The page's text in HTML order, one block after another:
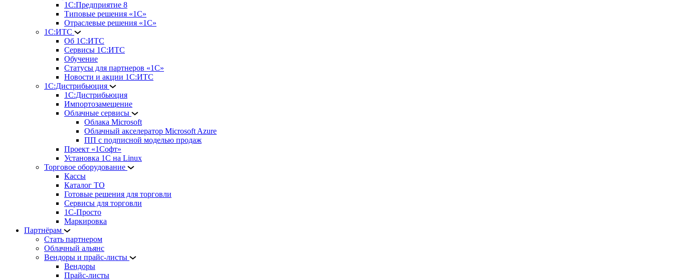
1С:Предприятие 8
Типовые решения «1С»
Отраслевые решения «1С»
1С:ИТС
Об 1С:ИТС
Сервисы 1С:ИТС
Обучение
Статусы для партнеров «1С»
Новости и акции 1С:ИТС
1С:Дистрибьюция
1С:Дистрибьюция
Импортозамещение
Облачные сервисы
Облака Microsoft
Облачный акселератор Microsoft Azure
ПП с подписной моделью продаж
Проект «1Софт»
Установка 1С на Linux
Торговое оборудование
Кассы
Каталог ТО
Готовые решения для торговли
Сервисы для торговли
1С-Просто
Маркировка
Партнёрам
Стать партнером
Облачный альянс
Вендоры и прайс-листы
Вендоры
Прайс-листы